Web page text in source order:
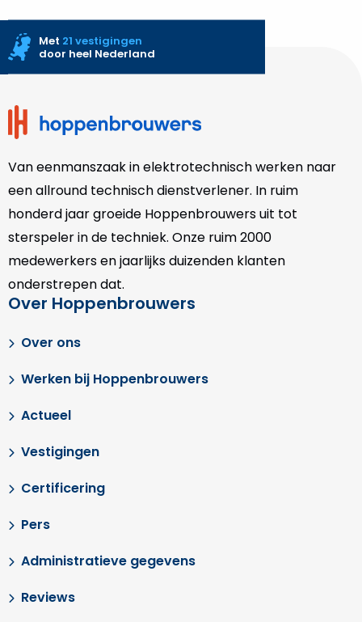
Site
Met 21 vestigingen
door heel Nederland
Van eenmanszaak in elektrotechnisch werken naar
een allround technisch dienstverlener. In ruim
honderd jaar groeide Hoppenbrouwers uit tot
sterspeler in de techniek. Onze ruim 2000
medewerkers en jaarlijks duizenden klanten
onderstrepen dat.
Over Hoppenbrouwers
Over ons
Werken bij Hoppenbrouwers
Actueel
Vestigingen
Certificering
Pers
Administratieve gegevens
Reviews